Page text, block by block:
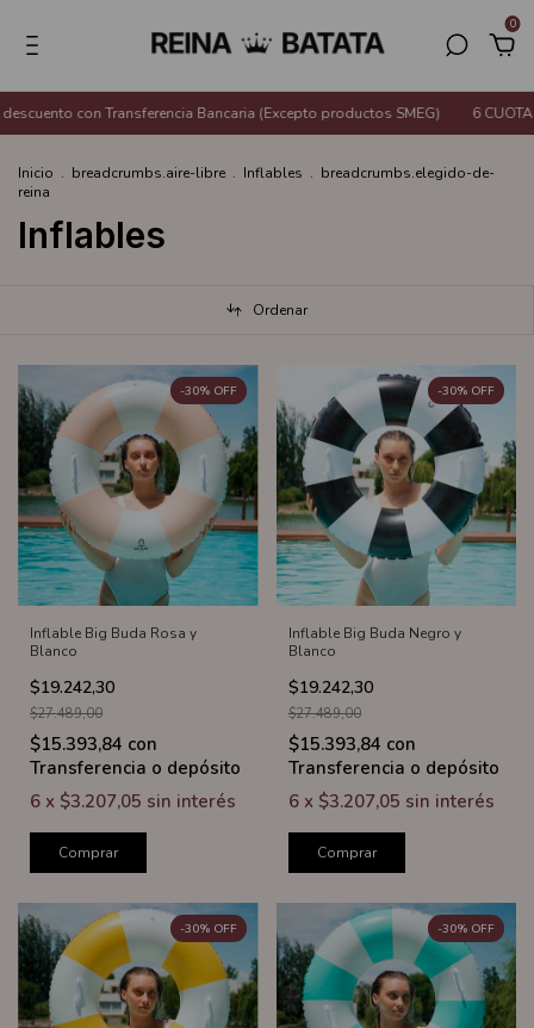
0
con Transferencia Bancaria (Excepto productos SMEG) 6 CUOTAS SIN
Inicio . breadcrumbs.aire-libre . Inflables . breadcrumbs.elegido-de-
reina
Inflables
Ordenar
Inflable Big Buda Rosa y
Blanco
$19.242,30
-30% OFF
$27.489,00
$15.393,84 con
Transferencia o depósito
6 x $3.207,05 sin interés
Comprar
Inflable Big Buda Negro y
Blanco
$19.242,30
-30% OFF
$27.489,00
$15.393,84 con
Transferencia o depósito
6 x $3.207,05 sin interés
Comprar
-30% OFF -30% OFF